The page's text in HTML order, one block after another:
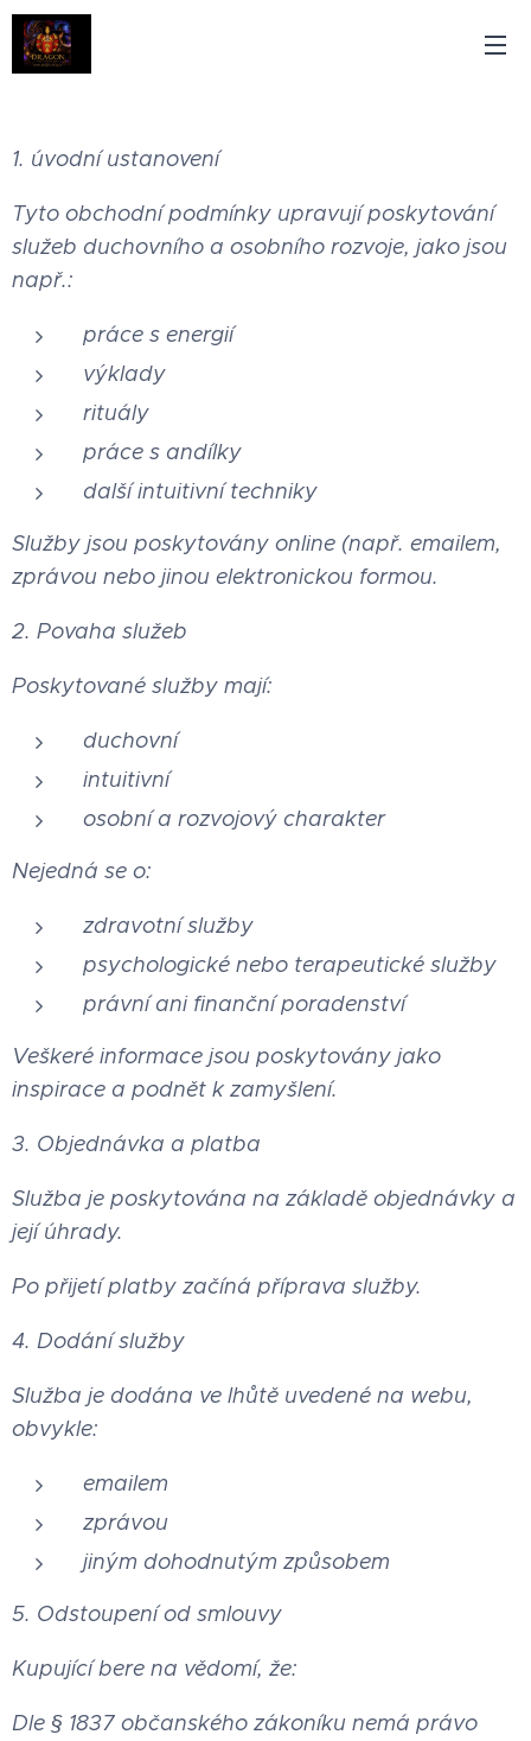
1. úvodní ustanovení
Tyto obchodní podmínky upravují poskytování
služeb duchovního a osobního rozvoje, jako jsou
např.:
práce s energií
výklady
rituály
práce s andílky
další intuitivní techniky
Služby jsou poskytovány online (např. emailem,
zprávou nebo jinou elektronickou formou.
2. Povaha služeb
Poskytované služby mají:
duchovní
intuitivní
osobní a rozvojový charakter
Nejedná se o:
zdravotní služby
psychologické nebo terapeutické služby
právní ani finanční poradenství
Veškeré informace jsou poskytovány jako
inspirace a podnět k zamyšlení.
3. Objednávka a platba
Služba je poskytována na základě objednávky a
její úhrady.
Po přijetí platby začíná příprava služby.
4. Dodání služby
Služba je dodána ve lhůtě uvedené na webu,
obvykle:
emailem
zprávou
jiným dohodnutým způsobem
5. Odstoupení od smlouvy
Kupující bere na vědomí, že:
Dle § 1837 občanského zákoníku nemá právo